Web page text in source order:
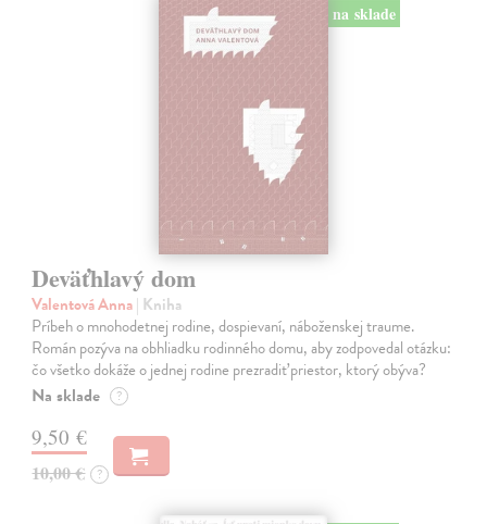
na sklade
Deväťhlavý dom
Valentová Anna| Kniha
Príbeh o mnohodetnej rodine, dospievaní, náboženskej traume.
Román pozýva na obhliadku rodinného domu, aby zodpovedal otázku:
čo všetko dokáže o jednej rodine prezradiť priestor, ktorý obýva?
Na sklade ?
9,50 €
10,00 € ?